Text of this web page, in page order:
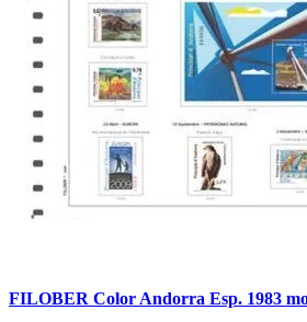
FILOBER Color Andorra Esp. 1983